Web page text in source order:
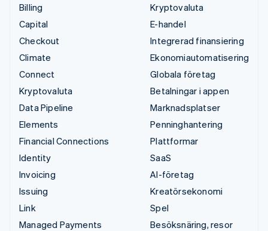
Billing
Capital
Checkout
Climate
Connect
Kryptovaluta
Data Pipeline
Elements
Financial Connections
Identity
Invoicing
Issuing
Link
Managed Payments
Kryptovaluta
E-handel
Integrerad finansiering
Ekonomiautomatisering
Globala företag
Betalningar i appen
Marknadsplatser
Penninghantering
Plattformar
SaaS
AI-företag
Kreatörsekonomi
Spel
Besöksnäring, resor